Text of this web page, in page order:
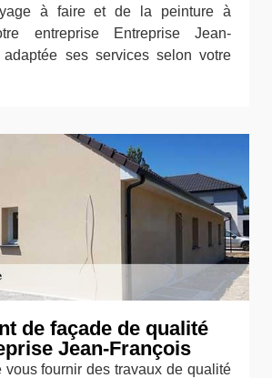
à faire et de la peinture à
entreprise Entreprise Jean-
adaptée ses services selon votre
de façade de qualité
Jean-François
vous fournir des travaux de qualité